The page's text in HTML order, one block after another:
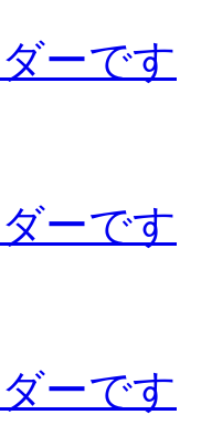
ーです
ーです
ーです